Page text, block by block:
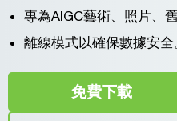
專為AIGC藝術、照片、
離線模式以確保數據安全
免費下載